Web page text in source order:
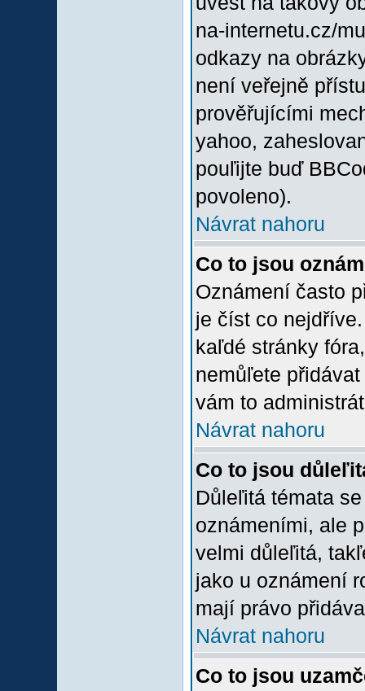
na-internetu.cz/
odkazy na
není veřejně
prověřujícími
yahoo,
pouľijte buď
povoleno).
Návrat nahoru
Co to jsou
Oznámení často
je číst co
kaľdé stránky
nemůľete
vám to
Návrat nahoru
Co to jsou
Důleľitá témata
oznámeními, ale
velmi důleľitá,
jako u oznámení
mají právo
Návrat nahoru
Co to jsou